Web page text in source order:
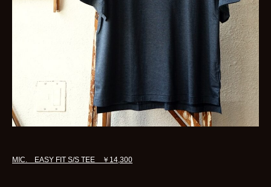
MIC. EASY FIT S/S TEE ￥14,300